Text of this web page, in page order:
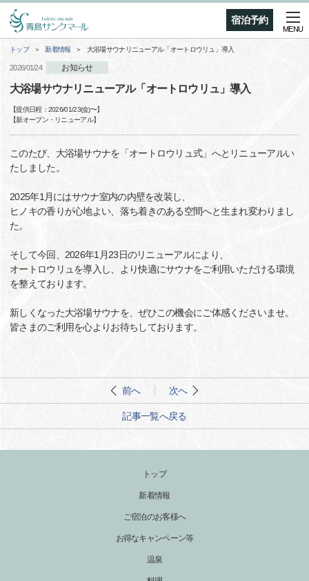
宿泊予約
MENU
トップ 新着情報 大浴場サウナリニューアル「オートロウリュ」導入
2026/01/24 お知らせ
大浴場サウナリニューアル「オートロウリュ」導入
【提供日程： 2026/01/23(金)〜】
【新オープン・リニューアル】
このたび、大浴場サウナを「オートロウリュ式」へとリニューアルい
たしました。
2025年1月にはサウナ室内の内壁を改装し、
ヒノキの香りが心地よい、落ち着きのある空間へと生まれ変わりまし
た。
そして今回、2026年1月23日のリニューアルにより、
オートロウリュを導入し、より快適にサウナをご利用いただける環境
を整えております。
新しくなった大浴場サウナを、ぜひこの機会にご体感くださいませ。
皆さまのご利用を心よりお待ちしております。
前へ 次へ
記事一覧へ戻る
トップ
新着情報
ご宿泊のお客様へ
お得なキャンペーン等
温泉